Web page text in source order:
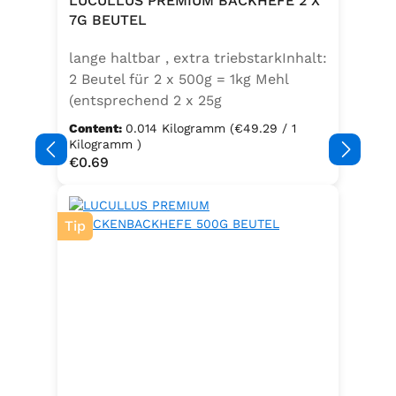
Speisefettsäuren, Folsäure,
Sellerie enthalten.
7G BEUTEL
lange haltbar , extra triebstarkInhalt:
2 Beutel für 2 x 500g = 1kg Mehl
(entsprechend 2 x 25g
Frischhefe)Zutaten: Trockenbackhefe
, Emulgator E491 (Unter
Schutzatmosphäre verpackt)
Content: 0.014 Kilogramm (€49.29 / 1
Kilogramm )
Regular price:
€0.69
Tip